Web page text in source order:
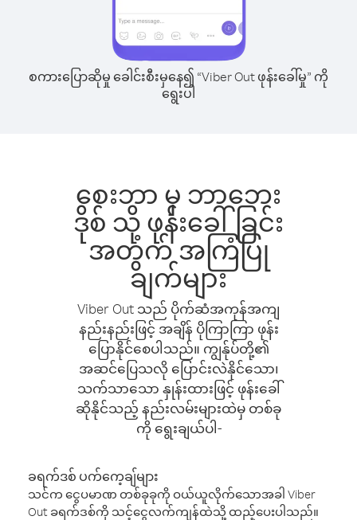
စကားပြောဆိုမှု ခေါင်းစီးမှနေ၍ “Viber Out ဖုန်းခေါ်မှု” ကို
ရွေးပါ
စေးဘာ မှ ဘာဘေး
ဒိုစ် သို့ ဖုန်းခေါ်ခြင်း
အတွက် အကြံပြု
ချက်များ
Viber Out သည် ပိုက်ဆံအကုန်အကျ
နည်းနည်းဖြင့် အချိန် ပိုကြာကြာ ဖုန်း
ပြောနိုင်စေပါသည်။ ကျွန်ုပ်တို့၏
အဆင်ပြေသလို ပြောင်းလဲနိုင်သော၊
သက်သာသော နှုန်းထားဖြင့် ဖုန်းခေါ်
ဆိုနိုင်သည့် နည်းလမ်းများထဲမှ တစ်ခု
ကို ရွေးချယ်ပါ-
ခရက်ဒစ် ပက်ကေ့ချ်များ
သင်က ငွေပမာဏ တစ်ခုခုကို ဝယ်ယူလိုက်သောအခါ Viber
Out ခရက်ဒစ်ကို သင့်ငွေလက်ကျန်ထဲသို့ ထည့်ပေးပါသည်။